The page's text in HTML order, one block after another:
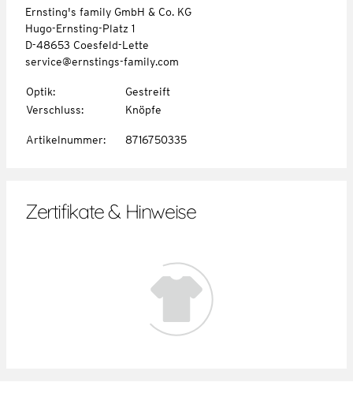
Ernsting's family GmbH & Co. KG
Hugo-Ernsting-Platz 1
D-48653 Coesfeld-Lette
service@ernstings-family.com
Optik:
Gestreift
Verschluss: Knöpfe
Artikelnummer: 8716750335
Zertifikate & Hinweise